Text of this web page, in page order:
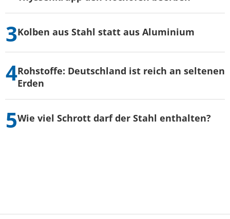
Kolben aus Stahl statt aus Aluminium
Rohstoffe: Deutschland ist reich an seltenen
Erden
Wie viel Schrott darf der Stahl enthalten?